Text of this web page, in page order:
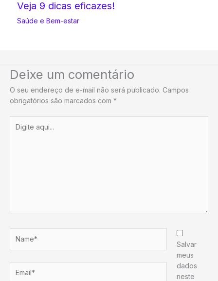
Veja 9 dicas eficazes!
Saúde e Bem-estar
Deixe um comentário
O seu endereço de e-mail não será publicado. Campos
obrigatórios são marcados com *
aqui...
Salvar
meus
dados
neste